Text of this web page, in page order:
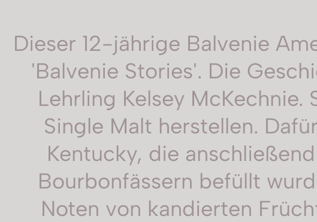
Dieser 12-jährige Balvenie
'Balvenie Stories'. Die
Lehrling Kelsey
Single Malt herstellen.
Kentucky, die
Bourbonfässern befüllt
Noten von kandierten